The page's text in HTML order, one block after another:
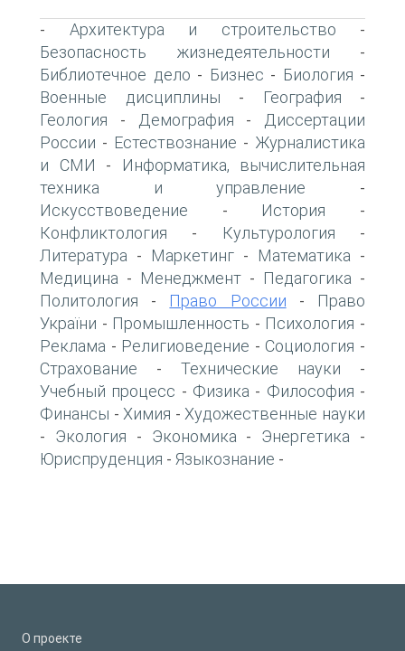
- Архитектура и строительство -
Безопасность жизнедеятельности -
Библиотечное дело - Бизнес - Биология -
Военные дисциплины - География -
Геология - Демография -
Диссертации
России - Естествознание - Журналистика
и СМИ -
Информатика, вычислительная
техника и управление -
Искусствоведение - История -
Конфликтология - Культурология -
Литература - Маркетинг - Математика -
Медицина - Менеджмент - Педагогика -
Политология - Право России -
Право
України - Промышленность - Психология -
Реклама - Религиоведение - Социология -
Страхование - Технические науки -
Учебный процесс - Физика - Философия -
Финансы - Химия - Художественные науки
- Экология - Экономика - Энергетика -
Юриспруденция - Языкознание -
О проекте